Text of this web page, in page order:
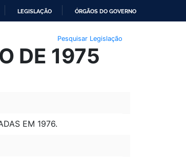
LEGISLAÇÃO ÓRGÃOS DO GOVERNO
Pesquisar Legislação
DE 1975
EM 1976.